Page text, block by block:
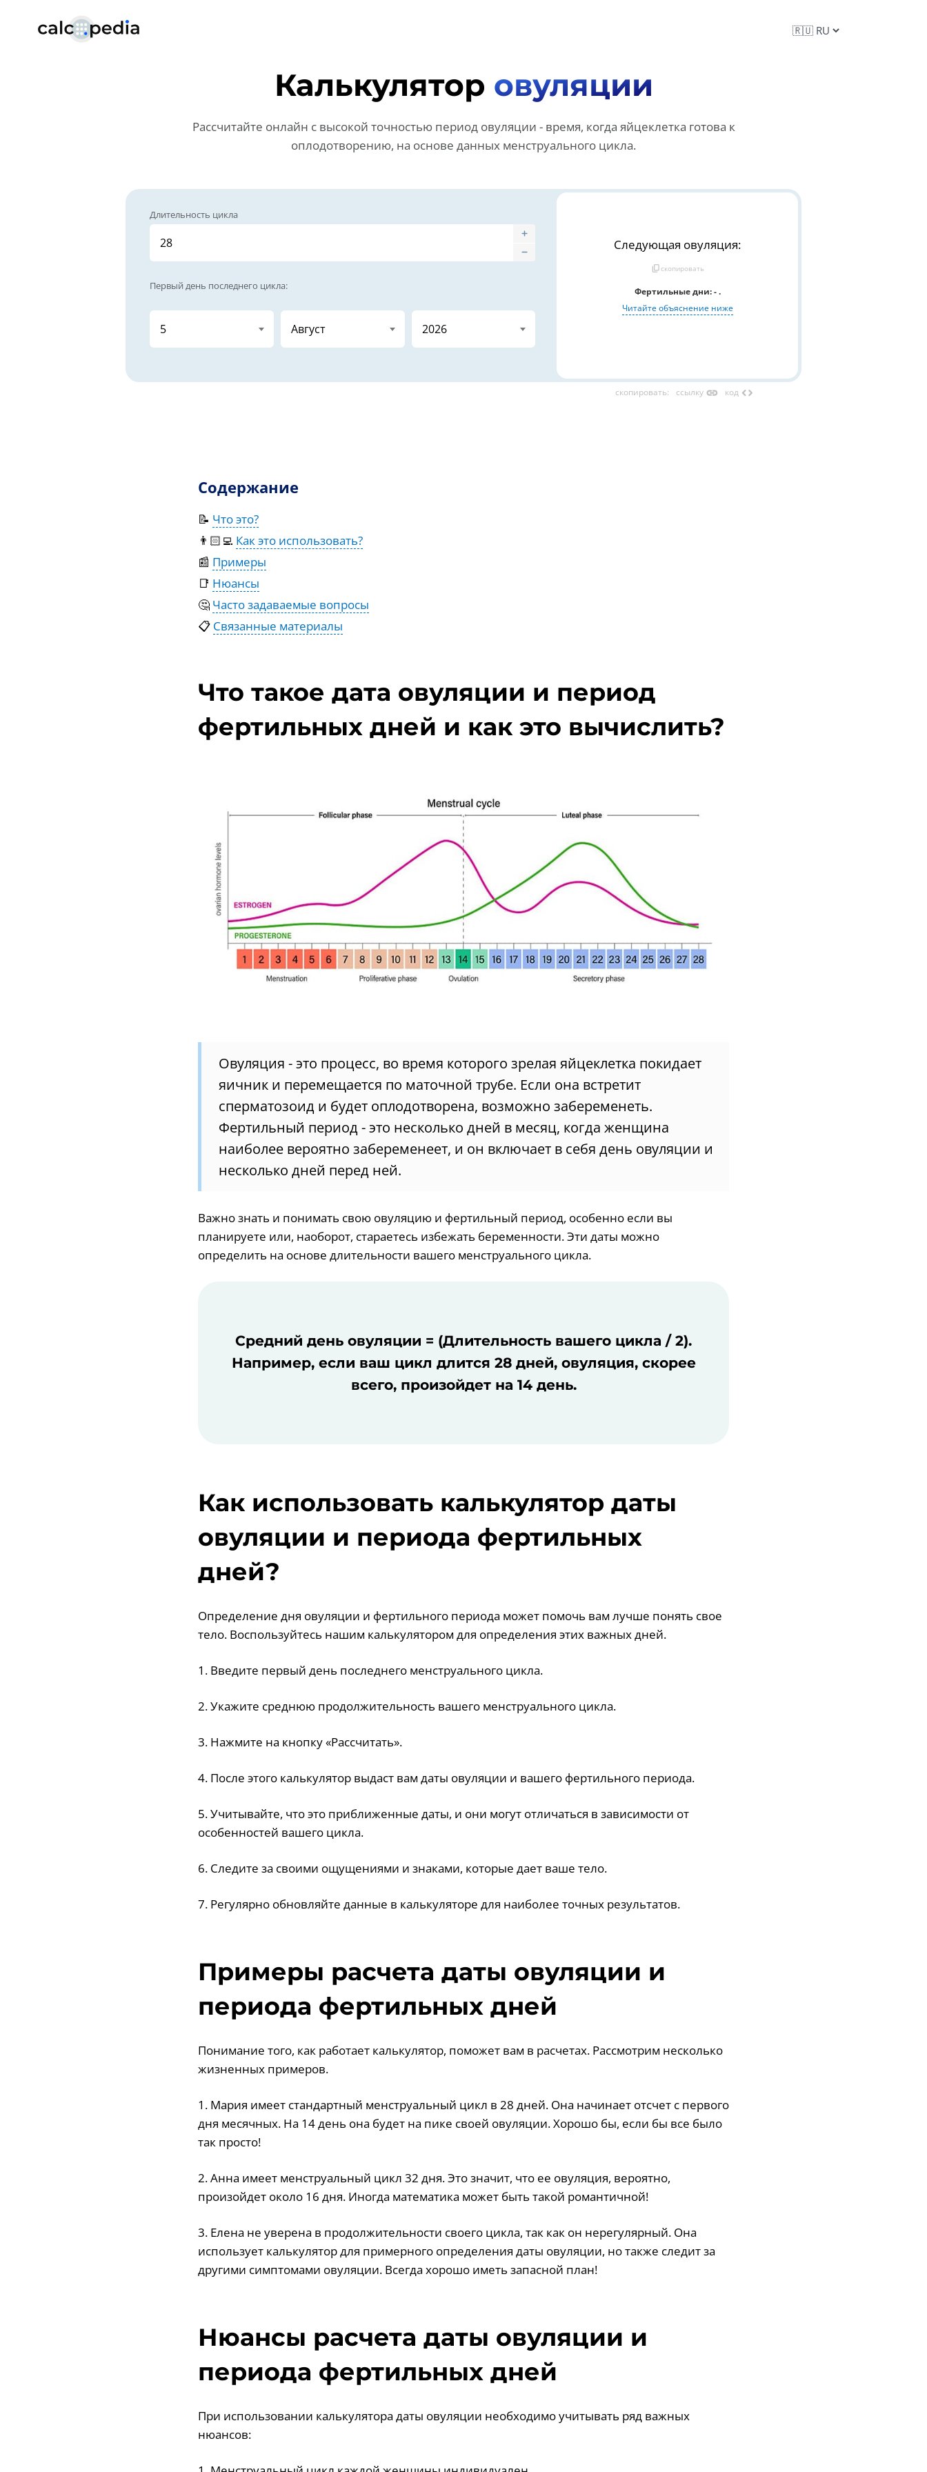
Калькулятор овуляции
Рассчитайте онлайн с высокой точностью период овуляции - время, когда яйцеклетка готова к
оплодотворению, на основе данных менструального цикла.
Длительность цикла
Первый день последнего цикла:
Следующая овуляция:
content_copyскопировать
Фертильные дни: - .
Читайте объяснение ниже
скопировать: ссылку link код code
Содержание
📝 Что это?
👨🏻‍💻 Как это использовать?
📰 Примеры
📑 Нюансы
🤔 Часто задаваемые вопросы
📋 Связанные материалы
Что такое дата овуляции и период
фертильных дней и как это вычислить?
Овуляция - это процесс, во время которого зрелая яйцеклетка покидает
яичник и перемещается по маточной трубе. Если она встретит
сперматозоид и будет оплодотворена, возможно забеременеть.
Фертильный период - это несколько дней в месяц, когда женщина
наиболее вероятно забеременеет, и он включает в себя день овуляции и
несколько дней перед ней.
Важно знать и понимать свою овуляцию и фертильный период, особенно если вы
планируете или, наоборот, стараетесь избежать беременности. Эти даты можно
определить на основе длительности вашего менструального цикла.
Средний день овуляции = (Длительность вашего цикла / 2).
Например, если ваш цикл длится 28 дней, овуляция, скорее
всего, произойдет на 14 день.
Как использовать калькулятор даты
овуляции и периода фертильных
дней?
Определение дня овуляции и фертильного периода может помочь вам лучше понять свое
тело. Воспользуйтесь нашим калькулятором для определения этих важных дней.
1. Введите первый день последнего менструального цикла.
2. Укажите среднюю продолжительность вашего менструального цикла.
3. Нажмите на кнопку «Рассчитать».
4. После этого калькулятор выдаст вам даты овуляции и вашего фертильного периода.
5. Учитывайте, что это приближенные даты, и они могут отличаться в зависимости от
особенностей вашего цикла.
6. Следите за своими ощущениями и знаками, которые дает ваше тело.
7. Регулярно обновляйте данные в калькуляторе для наиболее точных результатов.
Примеры расчета даты овуляции и
периода фертильных дней
Понимание того, как работает калькулятор, поможет вам в расчетах. Рассмотрим несколько
жизненных примеров.
1. Мария имеет стандартный менструальный цикл в 28 дней. Она начинает отсчет с первого
дня месячных. На 14 день она будет на пике своей овуляции. Хорошо бы, если бы все было
так просто!
2. Анна имеет менструальный цикл 32 дня. Это значит, что ее овуляция, вероятно,
произойдет около 16 дня. Иногда математика может быть такой романтичной!
3. Елена не уверена в продолжительности своего цикла, так как он нерегулярный. Она
использует калькулятор для примерного определения даты овуляции, но также следит за
другими симптомами овуляции. Всегда хорошо иметь запасной план!
Нюансы расчета даты овуляции и
периода фертильных дней
При использовании калькулятора даты овуляции необходимо учитывать ряд важных
нюансов: